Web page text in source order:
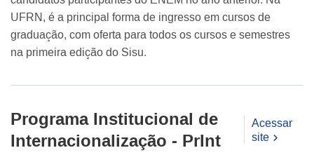
UFRN, é a principal forma de ingresso em cursos de
graduação, com oferta para todos os cursos e semestres
na primeira edição do Sisu.
Programa Institucional de
Internacionalização - PrInt
Acessar
site